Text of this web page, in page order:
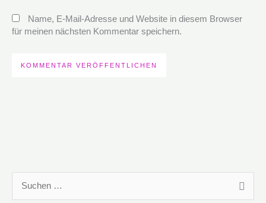
Name, E-Mail-Adresse und Website in diesem Browser
für meinen nächsten Kommentar speichern.